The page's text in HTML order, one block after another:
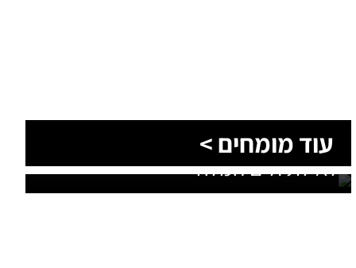
עוד מומחים >
הסעות בדרום 2026: כך מתכננים
נסיעה קבוצתית מושלמת לנגב,
לאילת ולים המלח